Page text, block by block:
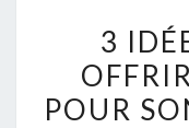
3
POUR